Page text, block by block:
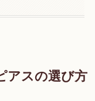
アスの選び方